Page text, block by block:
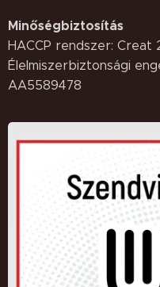
Minőségbiztosítás
HACCP rendszer: Creat
Élelmiszerbiztonsági
AA5589478